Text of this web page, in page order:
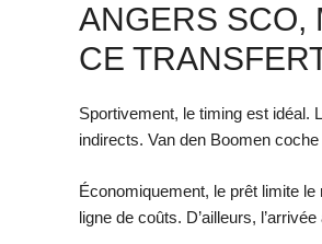
ANGERS SCO,
CE
Sportivement, le timing est idéal.
indirects. Van den Boomen
Économiquement, le prêt limite
ligne de coûts. D’ailleurs,